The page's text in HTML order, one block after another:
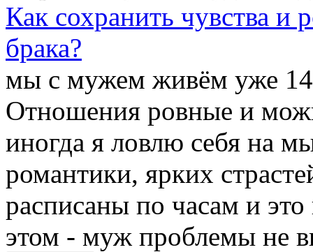
Как сохранить чувства и
брака?
мы с мужем живём уже 14
Отношения ровные и
иногда я ловлю себя на
романтики, ярких
расписаны по часам и
этом - муж проблемы не